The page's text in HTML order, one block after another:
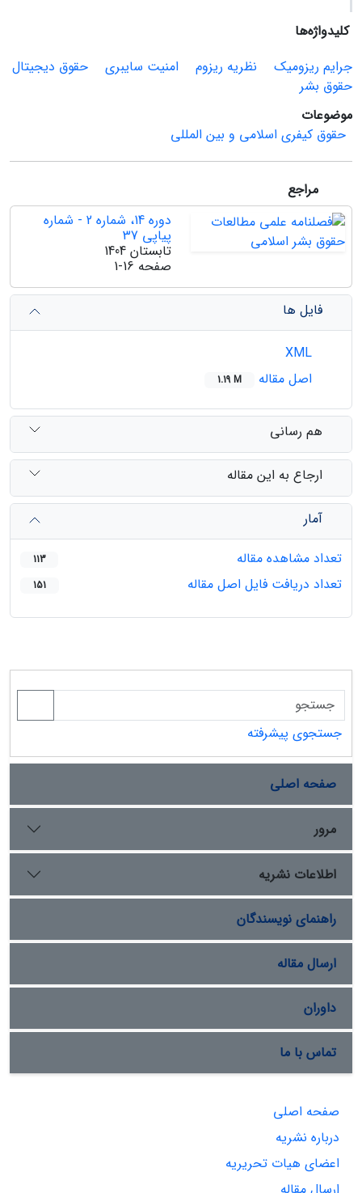
کلیدواژه‌ها
جرایم ریزومیک
نظریه ریزوم امنیت سایبری
حقوق دیجیتال
حقوق بشر
موضوعات
حقوق کیفری اسلامی و بین المللی
مراجع
دوره 14، شماره 2 - شماره
پیاپی 37
تابستان 1404
صفحه 1-16
فایل ها
اصل مقاله
1.19 M
هم رسانی
ارجاع به این مقاله
آمار
تعداد مشاهده مقاله
113
تعداد دریافت فایل اصل مقاله 151
جستجوی پیشرفته
صفحه اصلی
مرور
اطلاعات نشریه
راهنمای نویسندگان
ارسال مقاله
داوران
تماس با ما
صفحه اصلی
درباره نشریه
اعضای هیات تحریریه